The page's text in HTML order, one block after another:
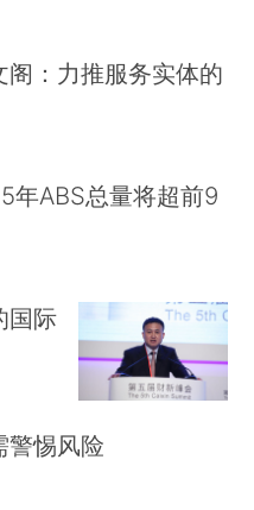
阁：力推服务实体的
年ABS总量将超前9
国际
警惕风险